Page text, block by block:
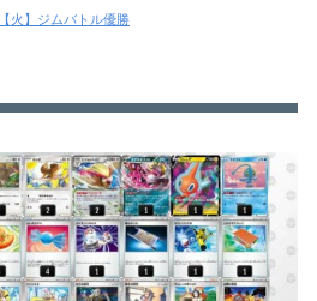
マシラ
火】ジムバトル優勝